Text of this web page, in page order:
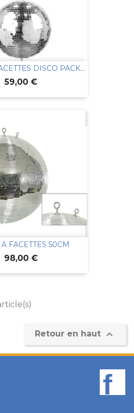
DISCO PACK...
Prix
59,00 €
FACETTES 50CM
Prix
98,00 €
Retour en haut 